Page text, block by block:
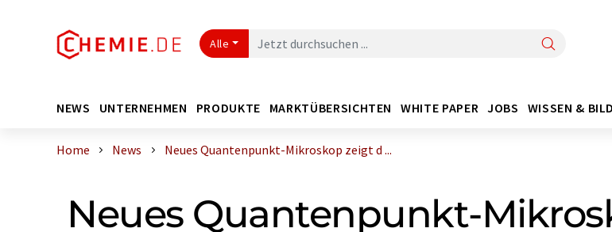
Alle
NEWS UNTERNEHMEN PRODUKTE MARKTÜBERSICHTEN WHITE PAPER JOBS WISSEN &
Home News Neues Quantenpunkt-Mikroskop zeigt d ...
Neues Quantenpunkt-